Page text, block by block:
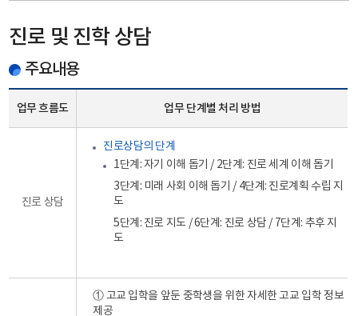
진로 및 진학 상담
주요내용
업무 흐름도 업무 단계별 처리 방법
진로 상담
진로상담의 단계
1단계: 자기 이해 돕기 / 2단계: 진로 세계 이해 돕기
3단계: 미래 사회 이해 돕기 / 4단계: 진로계획 수립 지
도
5단계: 진로 지도 / 6단계: 진로 상담 / 7단계: 추후 지
도
① 고교 입학을 앞둔 중학생을 위한 자세한 고교 입학 정보
제공